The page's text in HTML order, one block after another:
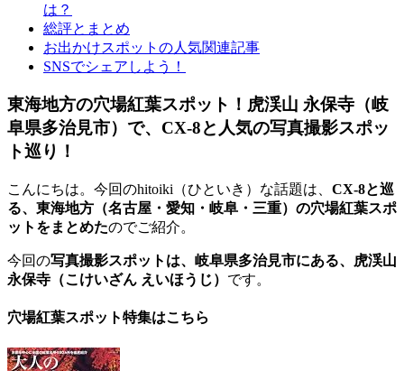
は？
総評とまとめ
お出かけスポットの人気関連記事
SNSでシェアしよう！
東海地方の穴場紅葉スポット！虎渓山 永保寺（岐
阜県多治見市）で、CX-8と人気の写真撮影スポッ
ト巡り！
こんにちは。今回のhitoiki（ひといき）な話題は、 CX-8と巡
る、東海地方（名古屋・愛知・岐阜・三重）の穴場紅葉スポ
ットをまとめたのでご紹介。
今回の写真撮影スポットは、岐阜県多治見市にある、虎渓山
永保寺（こけいざん えいほうじ） です。
穴場紅葉スポット特集はこちら